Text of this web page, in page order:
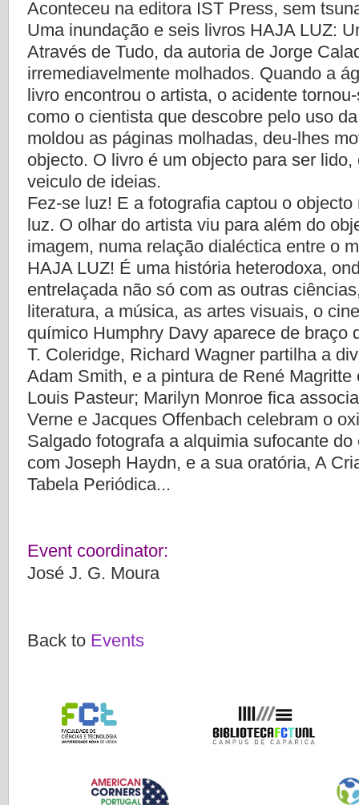
Aconteceu na editora IST Press, sem
Uma inundação e seis livros HAJA LUZ:
Através de Tudo, da autoria de Jorge
irremediavelmente molhados. Quando a
livro encontrou o artista, o acidente
como o cientista que descobre pelo uso
moldou as páginas molhadas, deu-lhes
objecto. O livro é um objecto para ser
veiculo de ideias.
Fez-se luz! E a fotografia captou o
luz. O olhar do artista viu para além do
imagem, numa relação dialéctica entre o
HAJA LUZ! É uma história heterodoxa,
entrelaçada não só com as outras
literatura, a música, as artes visuais, o
químico Humphry Davy aparece de braço
T. Coleridge, Richard Wagner partilha a
Adam Smith, e a pintura de René
Louis Pasteur; Marilyn Monroe fica
Verne e Jacques Offenbach celebram o
Salgado fotografa a alquimia sufocante
com Joseph Haydn, e a sua oratória, A
Tabela Periódica...
Event coordinator:
José J. G. Moura
Back to Events